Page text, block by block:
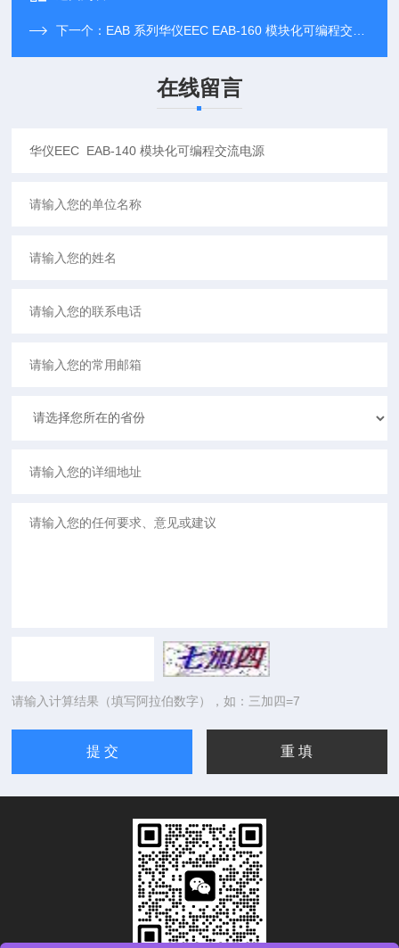
下一个： EAB 系列华仪EEC EAB-160 模块化可编程交流电源
在线留言
请输入计算结果（填写阿拉伯数字），如：三加四=7